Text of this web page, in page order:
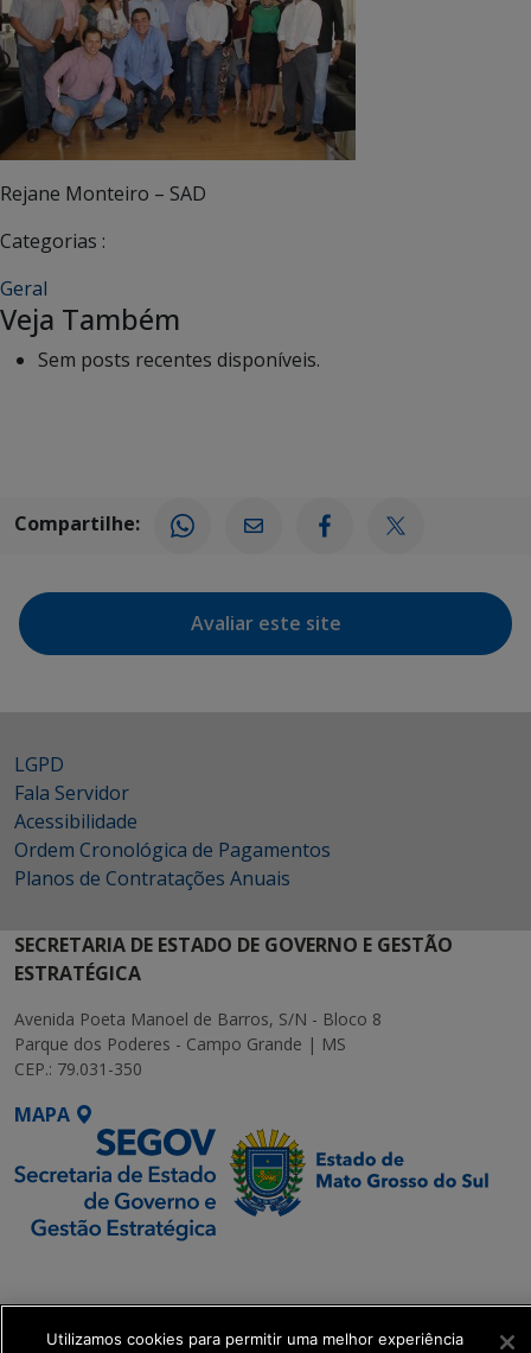
Rejane Monteiro – SAD
Categorias :
Geral
Veja Também
Sem posts recentes disponíveis.
Compartilhe:
Avaliar este site
LGPD
Fala Servidor
Acessibilidade
Ordem Cronológica de Pagamentos
Planos de Contratações Anuais
SECRETARIA DE ESTADO DE GOVERNO E GESTÃO
ESTRATÉGICA
Avenida Poeta Manoel de Barros, S/N - Bloco 8
Parque dos Poderes - Campo Grande | MS
CEP.: 79.031-350
MAPA
Executiva de
Transformação Digital
Utilizamos cookies para permitir uma melhor experiência